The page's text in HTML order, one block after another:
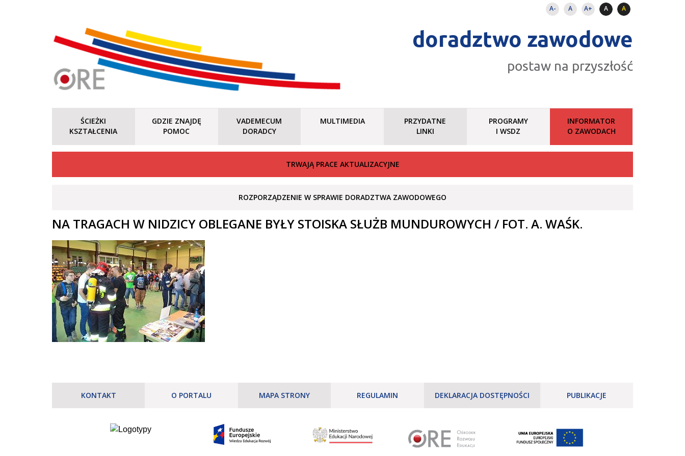
A- A A+ A A
doradztwo zawodowe
postaw na przyszłość
ŚCIEŻKI
KSZTAŁCENIA
GDZIE ZNAJDĘ
POMOC
VADEMECUM
DORADCY
MULTIMEDIA
PRZYDATNE
LINKI
PROGRAMY
I WSDZ
INFORMATOR
O ZAWODACH
TRWAJĄ PRACE AKTUALIZACYJNE
ROZPORZĄDZENIE W SPRAWIE DORADZTWA ZAWODOWEGO
NA TRAGACH W NIDZICY OBLEGANE BYŁY STOISKA SŁUŻB MUNDUROWYCH / FOT. A. WAŚK.
KONTAKT O PORTALU MAPA STRONY REGULAMIN DEKLARACJA DOSTĘPNOŚCI PUBLIKACJE